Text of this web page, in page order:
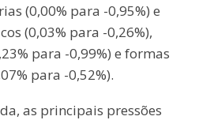
(0,00% para -0,95%) e
(0,03% para -0,26%),
para -0,99%) e formas
para -0,52%).
as principais pressões